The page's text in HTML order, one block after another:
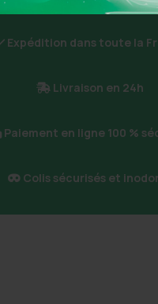
Expédition dans toute la
Livraison en 24h
Paiement en ligne 100 %
Colis sécurisés et